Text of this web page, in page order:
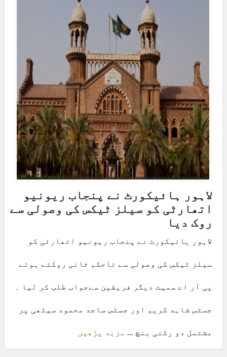
لاہور ہائیکورٹ نے پنجاب ریونیو
اتھارٹی کو سیلز ٹیکس کی وصولی سے
روک دیا
لاہور ہائیکورٹ نے پنجاب ریونیو اتھارٹی کو
سیلز ٹیکس کی وصولی سے تاحکم ثانی روکتے ہوئے
پی آر اے سمیت دیگر فریقین سےجواب طلب کر لیا ۔
جسٹس شاہد کریم اور جسٹس ساجد محمود سیٹھی پر
مشتمل دو رکنی بنچ ... مزید پڑھیں